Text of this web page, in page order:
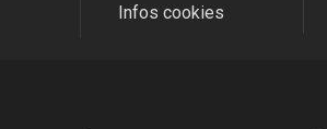
Infos cookies